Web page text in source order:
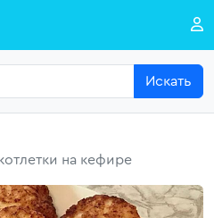
Искать
на кефире